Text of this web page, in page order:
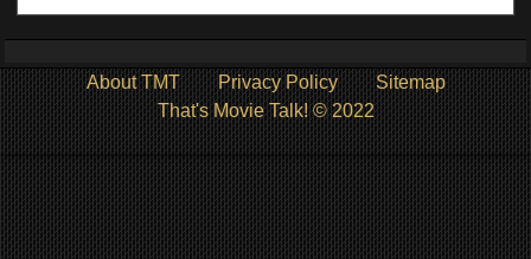
About TMT Privacy Policy
Sitemap
That's Movie Talk! © 2022